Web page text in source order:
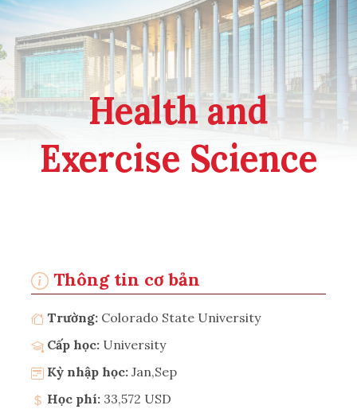
Health and
Exercise Science
Thông tin cơ bản
Trường: Colorado State University
Cấp học: University
Kỳ nhập học: Jan,Sep
Học phí: 33,572 USD